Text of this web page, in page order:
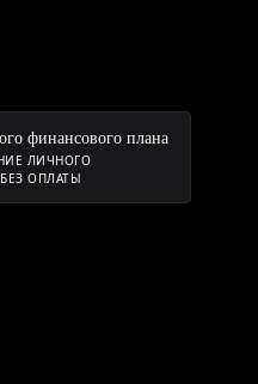
финансового плана
ЛИЧНОГО
ОПЛАТЫ